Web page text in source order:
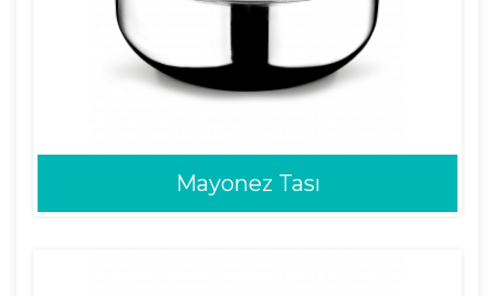
Mayonez Tası